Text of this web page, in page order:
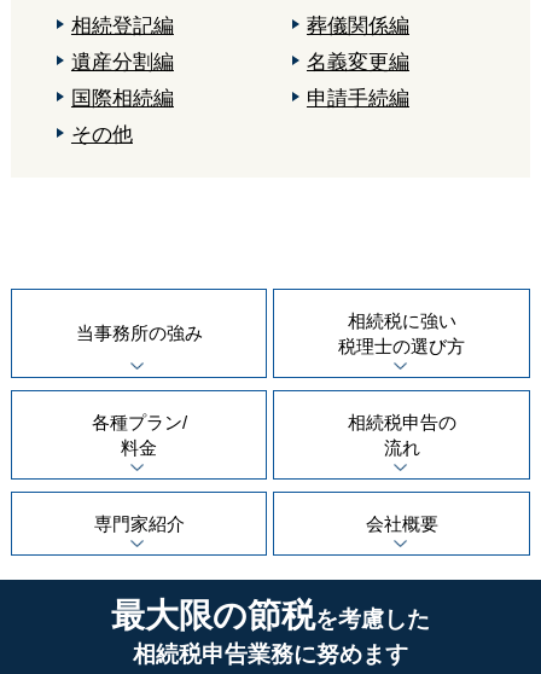
相続登記編
葬儀関係編
遺産分割編
名義変更編
国際相続編
申請手続編
その他
当事務所の強み
相続税に強い
税理士の選び方
各種プラン/
料金
相続税申告の
流れ
専門家紹介 会社概要
最大限の節税を考慮した
相続税申告業務に努めます